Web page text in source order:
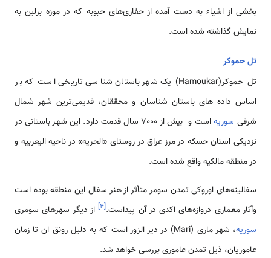
بخشی از اشیاء به دست آمده از حفاری‌های حبوبه که در موزه برلین به
نمایش گذاشته شده است.
تل حموکر
تل حموکر(Hamoukar) یک شهر باستان شناسی تاریخی است که بر
اساس داده های باستان شناسان و محققان، قدیمی‌ترین شهر شمال
شرقی سوریه
است و بیش از 7000 سال قدمت دارد. این شهر باستانی در
نزدیکی استان حسکه در مرز عراق در روستای «الحریه» در ناحیه الیعربیه و
در منطقه مالکیه واقع شده است.
سفالینه‌های اوروکی تمدن سومر متأثر از هنر سفال این منطقه بوده است
وآثار معماری دروازه‌های اکدی در آن پیداست.[۴]از دیگر سهرهای سومری
سوریه
، شهر ماری (Mari) در دیر الزور است که به دلیل رونق ان تا زمان
عاموریان، ذیل تمدن عاموری بررسی خواهد شد.